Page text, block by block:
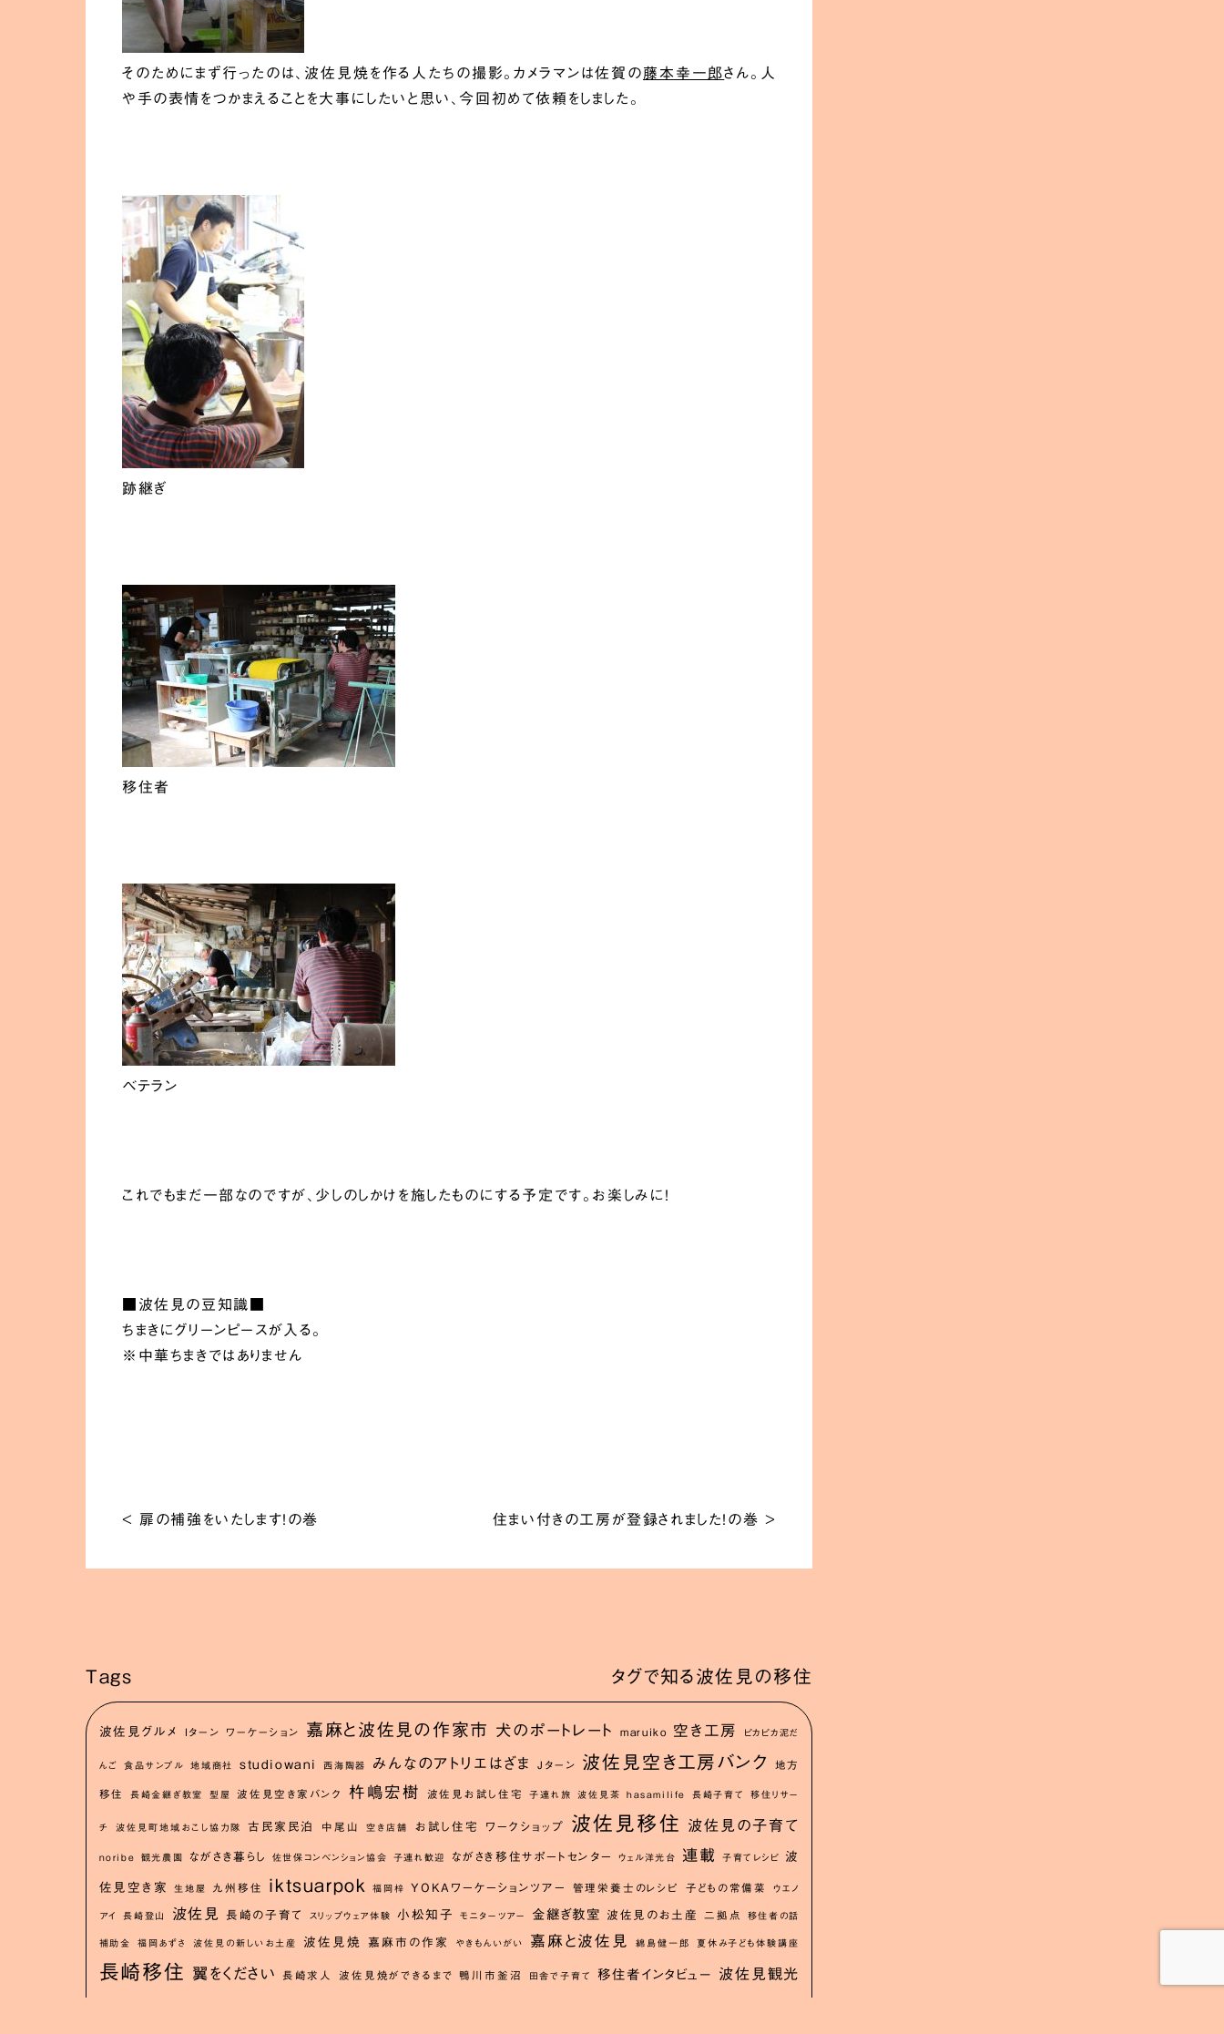
そのためにまず行ったのは、波佐見焼を作る人たちの撮影。カメラマンは佐賀の藤本幸一郎さん。人
や手の表情をつかまえることを大事にしたいと思い、今回初めて依頼をしました。
跡継ぎ
移住者
ベテラン
これでもまだ一部なのですが、少しのしかけを施したものにする予定です。お楽しみに！
■波佐見の豆知識■
ちまきにグリーンピースが入る。
※中華ちまきではありません
< 扉の補強をいたします！の巻 住まい付きの工房が登録されました！の巻 >
Tags タグで知る波佐見の移住
波佐見グルメ Iターン ワーケーション 嘉麻と波佐見の作家市 犬のポートレート maruiko 空き工房 ピカピカ泥だ
んご 食品サンプル 地域商社 studiowani 西海陶器 みんなのアトリエはざま Jターン 波佐見空き工房バンク 地方
移住 長崎金継ぎ教室 型屋 波佐見空き家バンク 杵嶋宏樹 波佐見お試し住宅 子連れ旅 波佐見茶 hasamilife 長崎子育て 移住リサー
チ 波佐見町地域おこし協力隊 古民家民泊 中尾山 空き店舗 お試し住宅 ワークショップ 波佐見移住 波佐見の子育て
noribe 観光農園 ながさき暮らし 佐世保コンベンション協会 子連れ歓迎 ながさき移住サポートセンター ウェル洋光台 連載 子育てレシピ 波
佐見空き家 生地屋 九州移住 iktsuarpok 福岡梓 YOKAワーケーションツアー 管理栄養士のレシピ 子どもの常備菜 ウエノ
アイ 長崎登山 波佐見 長崎の子育て スリップウェア体験 小松知子 モニターツアー 金継ぎ教室 波佐見のお土産 二拠点 移住者の話
補助金 福岡あずさ 波佐見の新しいお土産 波佐見焼 嘉麻市の作家 やきもんいがい 嘉麻と波佐見 綿島健一郎 夏休み子ども体験講座
長崎移住 翼をください 長崎求人 波佐見焼ができるまで 鴨川市釜沼 田舎で子育て 移住者インタビュー 波佐見観光